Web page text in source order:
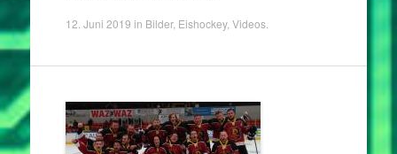
12. Juni 2019 in Bilder, Eishockey, Videos.